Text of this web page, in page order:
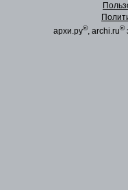
архи.ру®, archi.ru®